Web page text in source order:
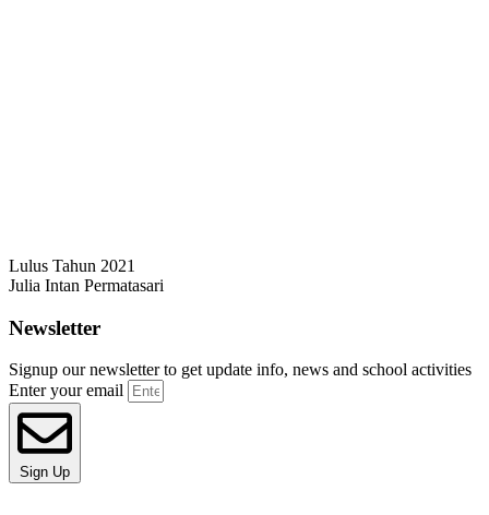
Lulus Tahun 2021
Julia Intan Permatasari
Newsletter
Signup our newsletter to get update info, news and school activities
Enter your email
Sign Up